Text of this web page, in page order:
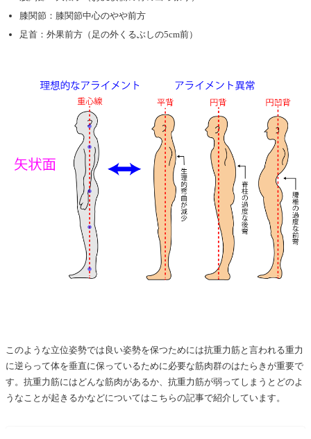
膝関節：膝関節中心のやや前方
足首：外果前方（足の外くるぶしの5cm前）
このような立位姿勢では良い姿勢を保つためには抗重力筋と言われる重力
に逆らって体を垂直に保っているために必要な筋肉群のはたらきが重要で
す。抗重力筋にはどんな筋肉があるか、抗重力筋が弱ってしまうとどのよ
うなことが起きるかなどについてはこちらの記事で紹介しています。